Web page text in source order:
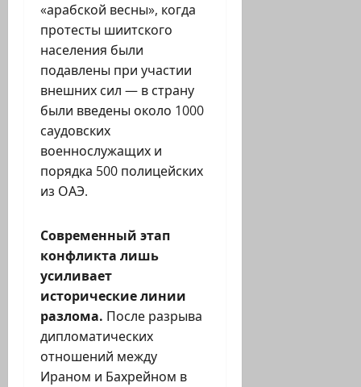
«арабской весны», когда
протесты шиитского
населения были
подавлены при участии
внешних сил — в страну
были введены около 1000
саудовских
военнослужащих и
порядка 500 полицейских
из ОАЭ.
Современный этап
конфликта лишь
усиливает
исторические линии
разлома. После разрыва
дипломатических
отношений между
Ираном и Бахрейном в